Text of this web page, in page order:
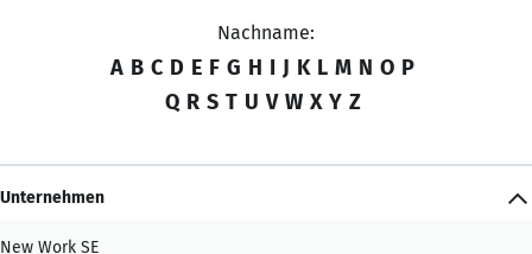
Nachname:
A B C D E F G H I J K L M N O P
Q R S T U V W X Y Z
Unternehmen
New Work SE